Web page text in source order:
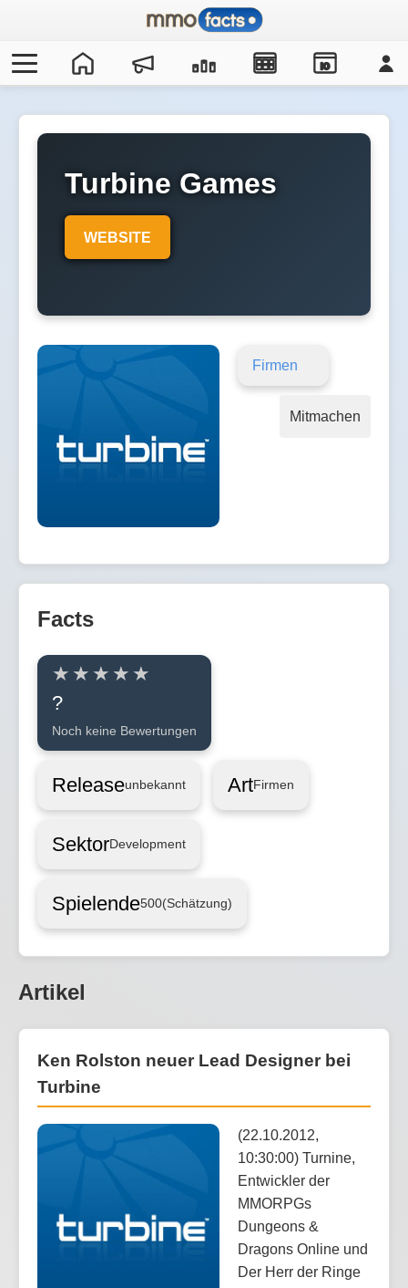
IO
Turbine Games
WEBSITE
Firmen
Mitmachen
Facts
?
Noch keine Bewertungen
Releaseunbekannt ArtFirmen
SektorDevelopment
Spielende500(Schätzung)
Artikel
Ken Rolston neuer Lead Designer bei
Turbine
(22.10.2012,
10:30:00) Turnine,
Entwickler der
MMORPGs
Dungeons &
Dragons Online und
Der Herr der Ringe